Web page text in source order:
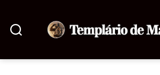
de